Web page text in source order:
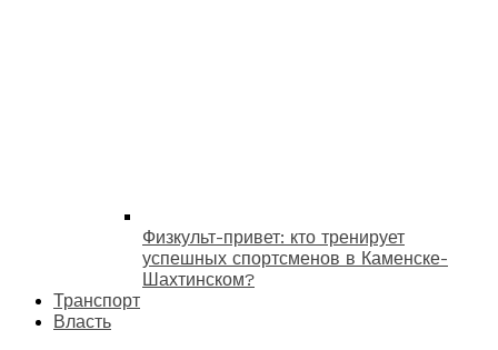
Физкульт-привет: кто тренирует
успешных спортсменов в Каменске-
Шахтинском?
Транспорт
Власть